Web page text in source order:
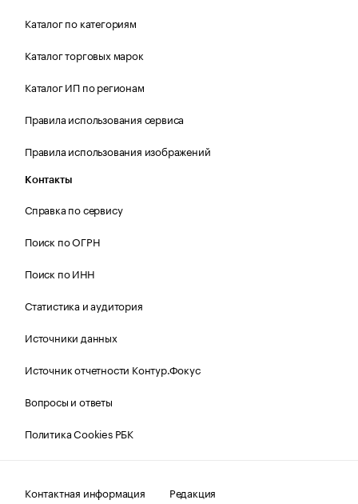
Каталог по категориям
Каталог торговых марок
Каталог ИП по регионам
Правила использования сервиса
Правила использования изображений
Контакты
Справка по сервису
Поиск по ОГРН
Поиск по ИНН
Статистика и аудитория
Источники данных
Источник отчетности Контур.Фокус
Вопросы и ответы
Политика Cookies РБК
Контактная информация Редакция